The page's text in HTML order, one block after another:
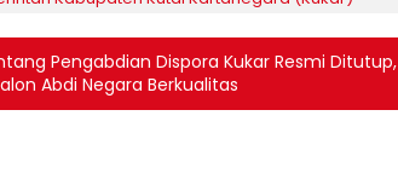
Pengabdian Dispora Kukar Resmi Ditutup,
Abdi Negara Berkualitas